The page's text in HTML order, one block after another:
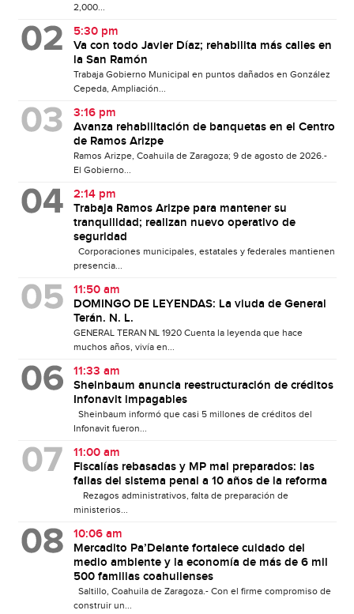
2,000...
5:30 pm
Va con todo Javier Díaz; rehabilita más calles en
la San Ramón
Trabaja Gobierno Municipal en puntos dañados en González
Cepeda, Ampliación...
3:16 pm
Avanza rehabilitación de banquetas en el Centro
de Ramos Arizpe
Ramos Arizpe, Coahuila de Zaragoza; 9 de agosto de 2026.-
El Gobierno...
2:14 pm
Trabaja Ramos Arizpe para mantener su
tranquilidad; realizan nuevo operativo de
seguridad
Corporaciones municipales, estatales y federales mantienen
presencia...
11:50 am
DOMINGO DE LEYENDAS: La viuda de General
Terán. N. L.
GENERAL TERAN NL 1920 Cuenta la leyenda que hace
muchos años, vivía en...
11:33 am
Sheinbaum anuncia reestructuración de créditos
Infonavit impagables
Sheinbaum informó que casi 5 millones de créditos del
Infonavit fueron...
11:00 am
Fiscalías rebasadas y MP mal preparados: las
fallas del sistema penal a 10 años de la reforma
Rezagos administrativos, falta de preparación de
ministerios...
10:06 am
Mercadito Pa’Delante fortalece cuidado del
medio ambiente y la economía de más de 6 mil
500 familias coahuilenses
Saltillo, Coahuila de Zaragoza.- Con el firme compromiso de
construir un...